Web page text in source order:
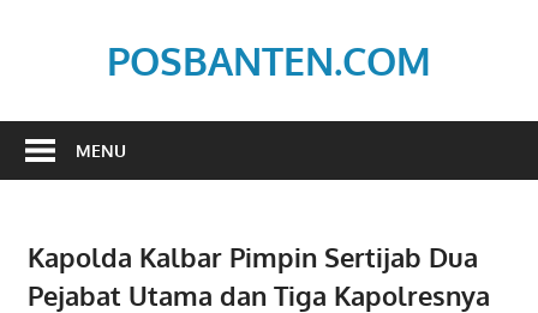
POSBANTEN.COM
Dan
MENU
Kapolda Kalbar Pimpin Sertijab Dua
Pejabat Utama dan Tiga Kapolresnya